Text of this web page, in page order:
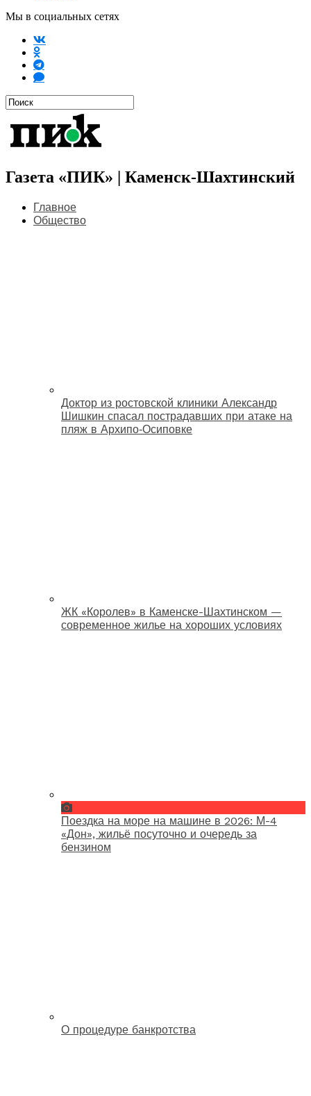
Мы в социальных сетях
Газета «ПИК» | Каменск-Шахтинский
Главное
Общество
Доктор из ростовской клиники Александр
Шишкин спасал пострадавших при атаке на
пляж в Архипо‑Осиповке
ЖК «Королев» в Каменске-Шахтинском —
современное жилье на хороших условиях
Поездка на море на машине в 2026: М-4
«Дон», жильё посуточно и очередь за
бензином
О процедуре банкротства